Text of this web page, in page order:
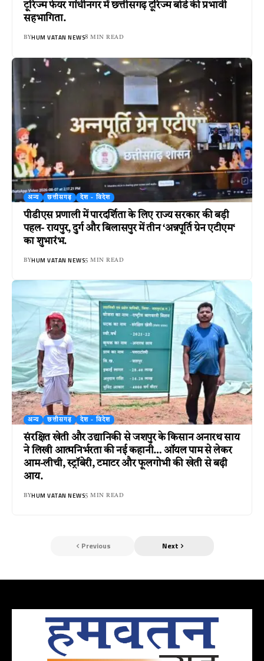
टूरिज्म फेयर गांधीनगर में छत्तीसगढ़ टूरिज्म बोर्ड की प्रभावी
सहभागिता.
BYHUM VATAN NEWS8 MIN READ
अन्य छत्तीसगढ़ देश - विदेश
पीडीएस प्रणाली में पारदर्शिता के लिए राज्य सरकार की बड़ी
पहल- रायपुर, दुर्ग और बिलासपुर में तीन ‘अन्नपूर्ति ग्रेन एटीएम‘
का शुभारंभ.
BYHUM VATAN NEWS5 MIN READ
अन्य छत्तीसगढ़ देश - विदेश
संरक्षित खेती और उद्यानिकी से जशपुर के किसान अनारथ साय
ने लिखी आत्मनिर्भरता की नई कहानी… ऑयल पाम से लेकर
आम-लीची, स्ट्रॉबेरी, टमाटर और फूलगोभी की खेती से बढ़ी
आय.
BYHUM VATAN NEWS5 MIN READ
Previous Next